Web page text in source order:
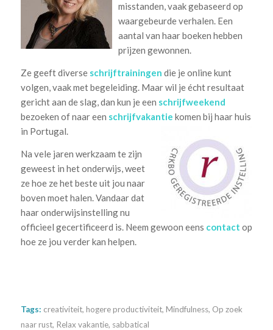
misstanden, vaak gebaseerd op
waargebeurde verhalen. Een
aantal van haar boeken hebben
prijzen gewonnen.
Ze geeft diverse schrijftrainingen die je online kunt
volgen, vaak met begeleiding. Maar wil je écht resultaat
gericht aan de slag, dan kun je een schrijfweekend
bezoeken of naar een schrijfvakantie komen bij haar huis
in Portugal.
Na vele jaren werkzaam te zijn
geweest in het onderwijs, weet
ze hoe ze het beste uit jou naar
boven moet halen. Vandaar dat
haar onderwijsinstelling nu
officieel gecertificeerd is. Neem gewoon eens contact op
hoe ze jou verder kan helpen.
Tags: creativiteit, hogere productiviteit, Mindfulness, Op zoek
naar rust, Relax vakantie, sabbatical